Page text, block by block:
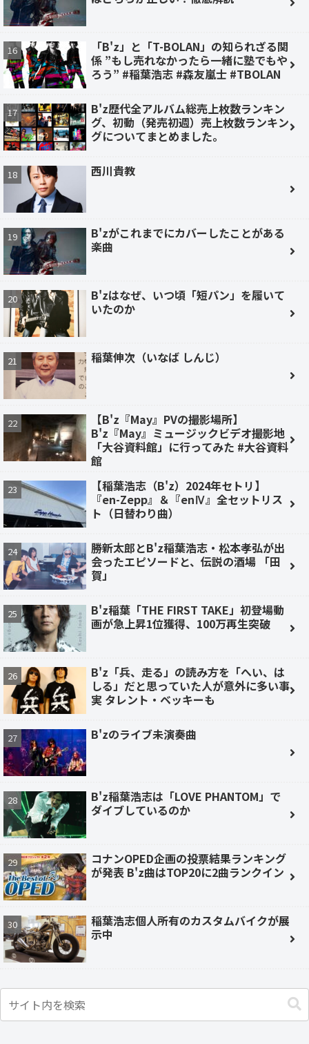
「B'z」と「T-BOLAN」の知られざる関
係 ”もし売れなかったら一緒に塾でもや
ろう” #稲葉浩志 #森友嵐士 #TBOLAN
B'z歴代全アルバム総売上枚数ランキン
グ、初動（発売初週）売上枚数ランキン
グについてまとめました。
西川貴教
B'zがこれまでにカバーしたことがある
楽曲
B'zはなぜ、いつ頃「短パン」を履いて
いたのか
稲葉伸次（いなば しんじ）
【B'z『May』PVの撮影場所】
B'z『May』ミュージックビデオ撮影地
「大谷資料館」に行ってみた #大谷資料
館
【稲葉浩志（B'z）2024年セトリ】
『en-Zepp』＆『enⅣ』全セットリス
ト（日替わり曲）
勝新太郎とB'z稲葉浩志・松本孝弘が出
会ったエピソードと、伝説の酒場 「田
賀」
B'z稲葉「THE FIRST TAKE」初登場動
画が急上昇1位獲得、100万再生突破
B'z「兵、走る」の読み方を「へい、は
しる」だと思っていた人が意外に多い事
実 タレント・ベッキーも
B'zのライブ未演奏曲
B'z稲葉浩志は「LOVE PHANTOM」で
ダイブしているのか
コナンOPED企画の投票結果ランキング
が発表 B'z曲はTOP20に2曲ランクイン
稲葉浩志個人所有のカスタムバイクが展
示中